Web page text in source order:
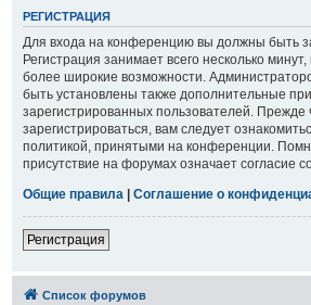
РЕГИСТРАЦИЯ
Для входа на конференцию вы должны быть
Регистрация занимает всего несколько
более широкие возможности.
быть установлены также дополнительные
зарегистрированных пользователей. Прежде
зарегистрироваться, вам следует
политикой, принятыми на конференции.
присутствие на форумах означает согласие
Общие правила | Соглашение о
Регистрация
Список форумов